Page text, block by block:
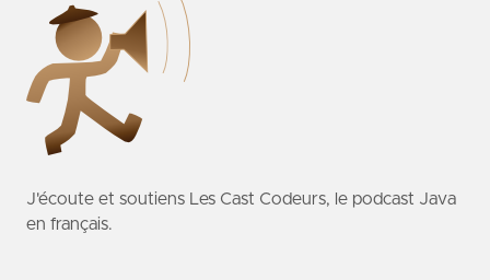
J'écoute et soutiens Les Cast Codeurs, le podcast Java
en français.